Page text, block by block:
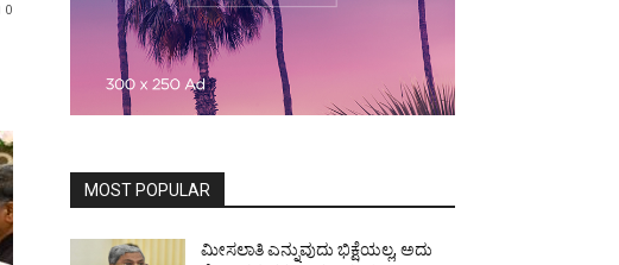
0
MOST POPULAR
ಮೀಸಲಾತಿ ಎನ್ನುವುದು ಭಿಕ್ಷೆಯಲ್ಲ, ಅದು